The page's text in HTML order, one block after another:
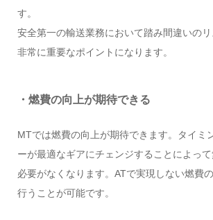
す。
安全第一の輸送業務において踏み間違いの
非常に重要なポイントになります。
・燃費の向上が期待できる
MTでは燃費の向上が期待できます。タイミ
ーが最適なギアにチェンジすることによっ
必要がなくなります。ATで実現しない燃費
行うことが可能です。